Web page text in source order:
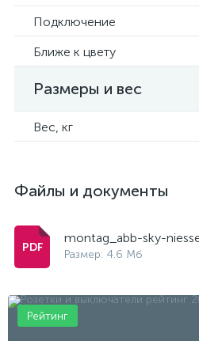
Подключение
Ближе к цвету
Размеры и вес
Вес, кг
Файлы и документы
montag_abb-sky-
Размер: 4.6 Мб
Рейтинг